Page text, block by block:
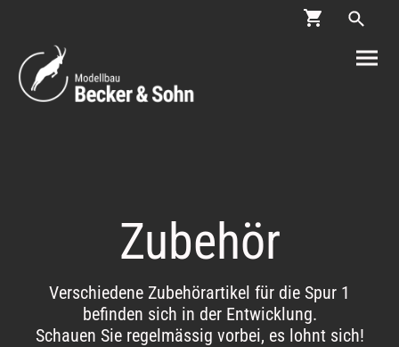
Zubehör
Verschiedene Zubehörartikel für die Spur 1
befinden sich in der Entwicklung.
Schauen Sie regelmässig vorbei, es lohnt sich!